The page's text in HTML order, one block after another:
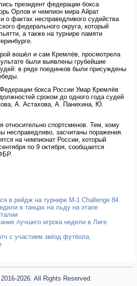
президент федерации бокса
Орлов и чемпион мира Айрат
о фактах несправедливого судейства
федерального округа, который
а также на турнире памяти
вошёл и сам Кремлёв, просмотрела
были выявлены грубейшие
в ряде поединков были присуждены
бокса России Умар Кремлёв
сроком до одного года судей
А. Астахова, А. Панихина, Ю.
относительно спортсменов. Тем, кому
несправедливо, засчитаны поражения.
на чемпионат России, который
по 9 октября, сообщается
в рейдж на турнире M-1 Challenge 84
в танцах на льду на этапе
лучшего игрока недели в Лиге
с участием звёзд футбола,
2026. All Rights Reserved.